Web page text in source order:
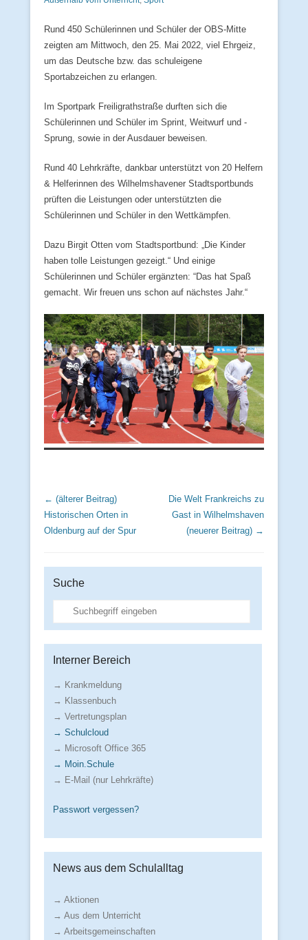
Rund 450 Schülerinnen und Schüler der OBS-Mitte
zeigten am Mittwoch, den 25. Mai 2022, viel Ehrgeiz,
um das Deutsche bzw. das schuleigene
Sportabzeichen zu erlangen.
Im Sportpark Freiligrathstraße durften sich die
Schülerinnen und Schüler im Sprint, Weitwurf und -
Sprung, sowie in der Ausdauer beweisen.
Rund 40 Lehrkräfte, dankbar unterstützt von 20 Helfern
& Helferinnen des Wilhelmshavener Stadtsportbunds
prüften die Leistungen oder unterstützten die
Schülerinnen und Schüler in den Wettkämpfen.
Dazu Birgit Otten vom Stadtsportbund: „Die Kinder
haben tolle Leistungen gezeigt.“ Und einige
Schülerinnen und Schüler ergänzten: “Das hat Spaß
gemacht. Wir freuen uns schon auf nächstes Jahr.“
Beitrags Übersicht
← (älterer Beitrag)
Historischen Orten in
Oldenburg auf der Spur
Die Welt Frankreichs zu
Gast in Wilhelmshaven
(neuerer Beitrag) →
Suche
Suche
Interner Bereich
→ Krankmeldung
→ Klassenbuch
→ Vertretungsplan
→ Schulcloud
→ Microsoft Office 365
→ Moin.Schule
→ E-Mail (nur Lehrkräfte)
Passwort vergessen?
News aus dem Schulalltag
→ Aktionen
→ Aus dem Unterricht
→ Arbeitsgemeinschaften